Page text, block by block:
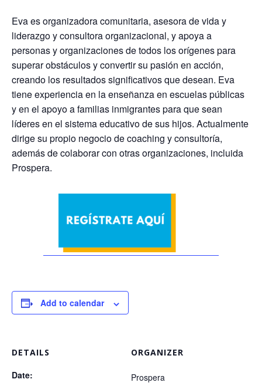
Eva es organizadora comunitaria, asesora de vida y
liderazgo y consultora organizacional, y apoya a
personas y organizaciones de todos los orígenes para
superar obstáculos y convertir su pasión en acción,
creando los resultados significativos que desean. Eva
tiene experiencia en la enseñanza en escuelas públicas
y en el apoyo a familias inmigrantes para que sean
líderes en el sistema educativo de sus hijos. Actualmente
dirige su propio negocio de coaching y consultoría,
además de colaborar con otras organizaciones, incluida
Prospera.
Add to calendar
DETAILS
Date:
ORGANIZER
Prospera